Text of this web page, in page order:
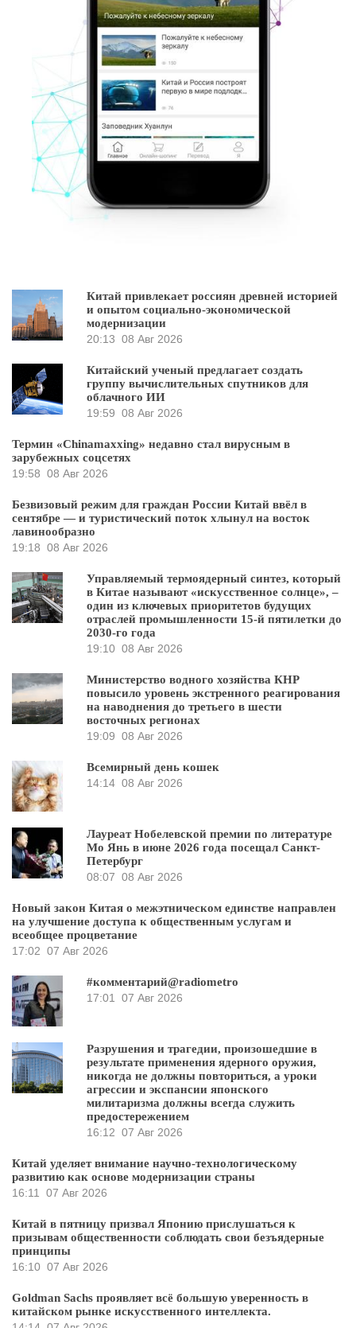
Китай привлекает россиян древней историей
и опытом социально-экономической
модернизации
20:13 08 Авг 2026
Китайский ученый предлагает создать
группу вычислительных спутников для
облачного ИИ
19:59 08 Авг 2026
Термин «Chinamaxxing» недавно стал вирусным в
зарубежных соцсетях
19:58 08 Авг 2026
Безвизовый режим для граждан России Китай ввёл в
сентябре — и туристический поток хлынул на восток
лавинообразно
19:18 08 Авг 2026
Управляемый термоядерный синтез, который
в Китае называют «искусственное солнце», –
один из ключевых приоритетов будущих
отраслей промышленности 15-й пятилетки до
2030-го года
19:10 08 Авг 2026
Министерство водного хозяйства КНР
повысило уровень экстренного реагирования
на наводнения до третьего в шести
восточных регионах
19:09 08 Авг 2026
Всемирный день кошек
14:14 08 Авг 2026
Лауреат Нобелевской премии по литературе
Мо Янь в июне 2026 года посещал Санкт-
Петербург
08:07 08 Авг 2026
Новый закон Китая о межэтническом единстве направлен
на улучшение доступа к общественным услугам и
всеобщее процветание
17:02 07 Авг 2026
#комментарий@radiometro
17:01
07 Авг 2026
Разрушения и трагедии, произошедшие в
результате применения ядерного оружия,
никогда не должны повториться, а уроки
агрессии и экспансии японского
милитаризма должны всегда служить
предостережением
16:12 07 Авг 2026
Китай уделяет внимание научно-технологическому
развитию как основе модернизации страны
16:11
07 Авг 2026
Китай в пятницу призвал Японию прислушаться к
призывам общественности соблюдать свои безъядерные
принципы
16:10 07 Авг 2026
Goldman Sachs проявляет всё большую уверенность в
китайском рынке искусственного интеллекта.